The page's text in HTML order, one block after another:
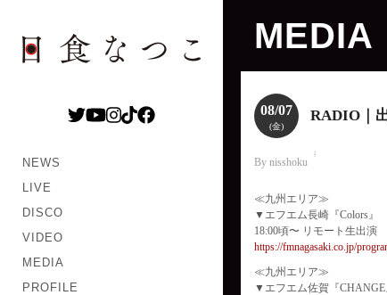
NEWS
LIVE
DISCO
VIDEO
MEDIA
PROFILE
MEDIA
08/07
(金)
RADIO｜
By nisshoku
≪九州エリア≫
▼エフエム長崎『Colors』
18:00頃〜 リモート生出演
https://fmnagasaki.co.jp/
≪九州エリア≫
▼エフエム佐賀『CHANGE